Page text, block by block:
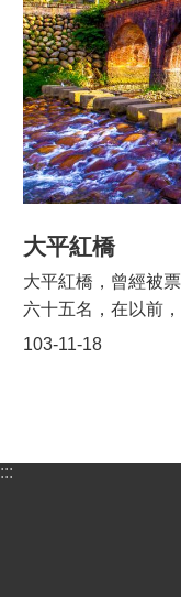
運一切皆是仰賴水
集貨站的物品，一
也可直接從三坑仔
等地，在此情形之
時的街屋的風貌也
→大溪一日遊建議
潭三坑老街(可租自
福宮、黑白洗)→三
花、七月聞野薑花
月彎廣場(濯足)→
→回程。(本所首頁
潭→大溪一日遊建議
花、七月聞野薑花
大平紅橋
103-11-18
大平紅橋，曾經被
六十五名，在以前
道，位於紅橋下方
小時候，紅橋是他
多蝦、魚，很容易
之間的聯絡橋樑，
坪里，西鄰三坑里
平紅橋是由役庄場
:::